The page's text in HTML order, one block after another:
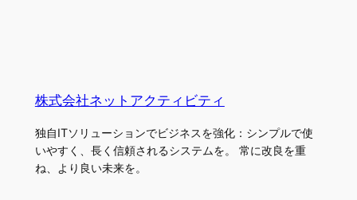
株式会社ネットアクティビティ
独自ITソリューションでビジネスを強化：シンプルで使
いやすく、長く信頼されるシステムを。 常に改良を重
ね、より良い未来を。